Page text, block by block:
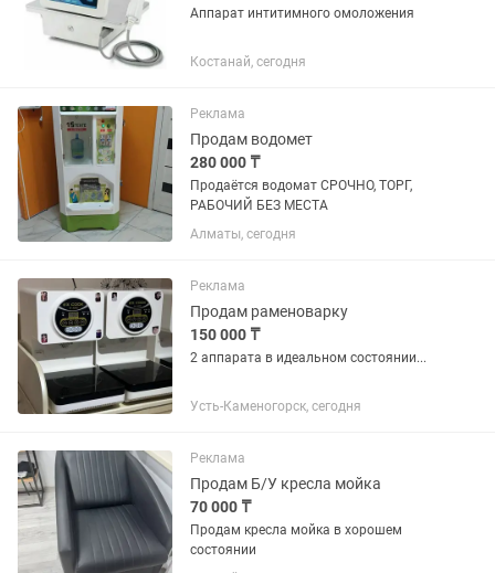
Аппарат интитимного омоложения
Костанай, сегодня
Реклама
Продам водомет
280 000 ₸
Продаётся водомат СРОЧНО, ТОРГ,
РАБОЧИЙ БЕЗ МЕСТА
Алматы, сегодня
Реклама
Продам раменоварку
150 000 ₸
2 аппарата в идеальном состоянии...
Усть-Каменогорск, сегодня
Реклама
Продам Б/У кресла мойка
70 000 ₸
Продам кресла мойка в хорошем
состоянии